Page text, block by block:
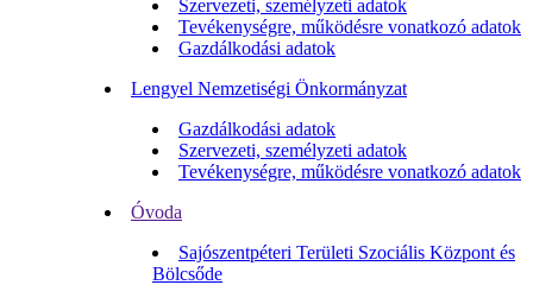
Szervezeti, személyzeti adatok
Tevékenységre, működésre vonatkozó adatok
Gazdálkodási adatok
Lengyel Nemzetiségi Önkormányzat
Gazdálkodási adatok
Szervezeti, személyzeti adatok
Tevékenységre, működésre vonatkozó adatok
Óvoda
Sajószentpéteri Területi Szociális Központ és
Bölcsőde